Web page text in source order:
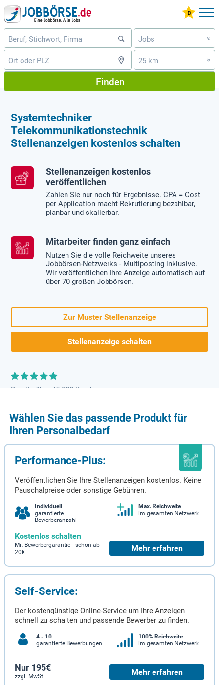
Jobs »
25 km »
Finden
Systemtechniker
Telekommunikationstechnik
Stellenanzeigen kostenlos schalten
Stellenanzeigen kostenlos
veröffentlichen
Zahlen Sie nur noch für Ergebnisse. CPA = Cost
per Application macht Rekrutierung bezahlbar,
planbar und skalierbar.
Mitarbeiter finden ganz einfach
Nutzen Sie die volle Reichweite unseres
Jobbörsen-Netzwerks - Multiposting inklusive.
Wir veröffentlichen Ihre Anzeige automatisch auf
über 70 großen Jobbörsen.
Zur Muster Stellenanzeige
Stellenanzeige schalten
Bereits über 45.000 Kunden
Wählen Sie das passende Produkt für
Ihren Personalbedarf
Performance-Plus:
Veröffentlichen Sie Ihre Stellenanzeigen kostenlos. Keine
Pauschalpreise oder sonstige Gebühren.
Individuell
garantierte
Bewerberanzahl
Max. Reichweite
im gesamten Netzwerk
Kostenlos schalten
Mit Bewerbergarantie schon ab
20€
Mehr erfahren
Self-Service:
Der kostengünstige Online-Service um Ihre Anzeigen
schnell zu schalten und passende Bewerber zu finden.
4 - 10
garantierte Bewerbungen
100% Reichweite
im gesamten Netzwerk
Nur 195€
zzgl. MwSt. Mehr erfahren